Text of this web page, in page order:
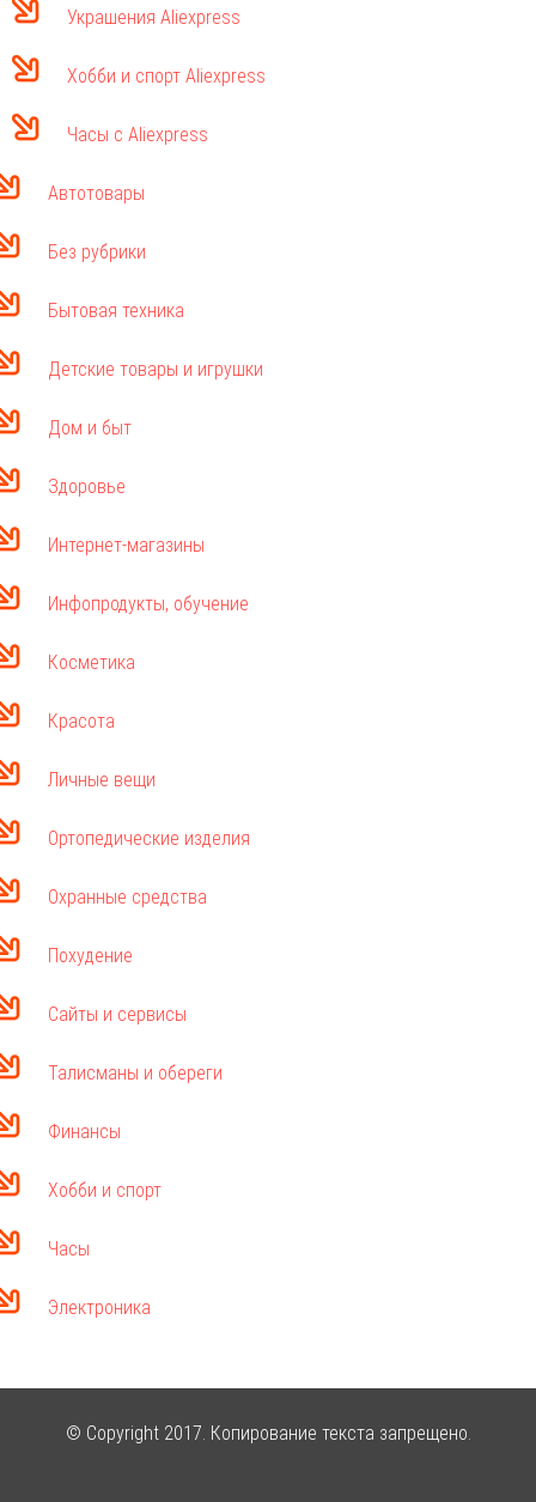
Украшения Aliexpress
Хобби и спорт Aliexpress
Часы с Aliexpress
Автотовары
Без рубрики
Бытовая техника
Детские товары и игрушки
Дом и быт
Здоровье
Интернет-магазины
Инфопродукты, обучение
Косметика
Красота
Личные вещи
Ортопедические изделия
Охранные средства
Похудение
Сайты и сервисы
Талисманы и обереги
Финансы
Хобби и спорт
Часы
Электроника
© Copyright 2017. Копирование текста запрещено.